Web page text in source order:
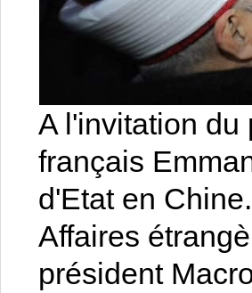
A l'invitation
français
d'Etat en
Affaires
président